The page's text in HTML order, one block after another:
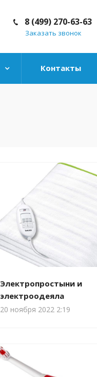
8 (499) 270-63-63
Заказать звонок
Контакты
Электропростыни и
электроодеяла
20 ноября 2022 2:19